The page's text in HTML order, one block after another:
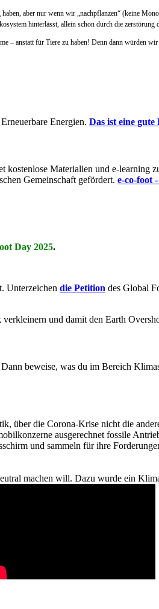
aber nur wenn wir „nachpflanzen“ (keine
hinterlässt, allein schon durch die zerstörung
– anstatt für Tiere zu haben! Denn dann würden
Energien. Das ist eine gute
Materialien und e-
Gemeinschaft gefördert. e-co-foot
Day 2025.
Unterzeichen die Petition des Global
und damit den Earth
Dann beweise, was du im Bereich
über die Corona-Krise nicht die
ausgerechnet fossile
und sammeln für ihre
machen will. Dazu wurde ein